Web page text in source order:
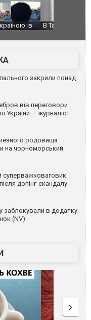
удару
закрили понад
вів переговори
України — журналіст
родовища
на чорноморський
суперважковаговик
допінг-скандалу
заблокували в додатку
(NV)